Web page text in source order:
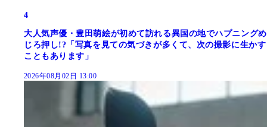
4
大人気声優・豊田萌絵が初めて訪れる異国の地でハプニングめ
じろ押し!?「写真を見ての気づきが多くて、次の撮影に生かす
こともあります」
2026年08月02日 13:00